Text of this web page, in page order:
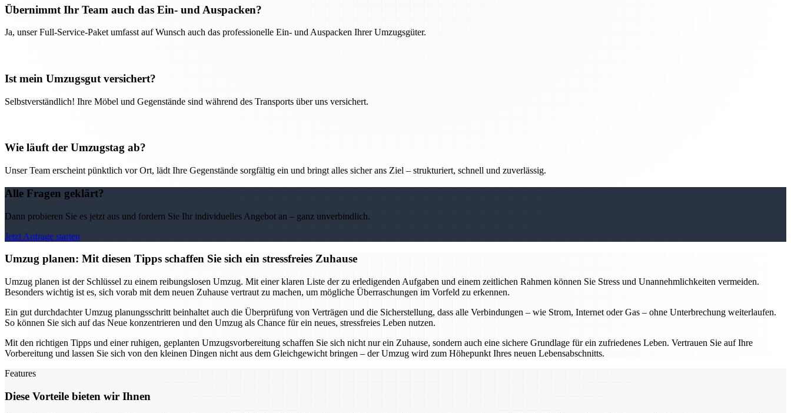
Übernimmt Ihr Team auch das Ein- und Auspacken?
Ja, unser Full-Service-Paket umfasst auf Wunsch auch das professionelle Ein- und Auspacken Ihrer Umzugsgüter.
Ist mein Umzugsgut versichert?
Selbstverständlich! Ihre Möbel und Gegenstände sind während des Transports über uns versichert.
Wie läuft der Umzugstag ab?
Unser Team erscheint pünktlich vor Ort, lädt Ihre Gegenstände sorgfältig ein und bringt alles sicher ans Ziel – strukturiert, schnell und zuverlässig.
Alle Fragen geklärt?
Dann probieren Sie es jetzt aus und fordern Sie Ihr individuelles Angebot an – ganz unverbindlich.
Jetzt Anfrage starten
Umzug planen: Mit diesen Tipps schaffen Sie sich ein stressfreies Zuhause
Umzug planen ist der Schlüssel zu einem reibungslosen Umzug. Mit einer klaren Liste der zu erledigenden Aufgaben und einem zeitlichen Rahmen können Sie Stress und Unannehmlichkeiten vermeiden.
Besonders wichtig ist es, sich vorab mit dem neuen Zuhause vertraut zu machen, um mögliche Überraschungen im Vorfeld zu erkennen.
Ein gut durchdachter Umzug planungsschritt beinhaltet auch die Überprüfung von Verträgen und die Sicherstellung, dass alle Verbindungen – wie Strom, Internet oder Gas – ohne Unterbrechung weiterlaufen.
So können Sie sich auf das Neue konzentrieren und den Umzug als Chance für ein neues, stressfreies Leben nutzen.
Mit den richtigen Tipps und einer ruhigen, geplanten Umzugsvorbereitung schaffen Sie sich nicht nur ein Zuhause, sondern auch eine sichere Grundlage für ein zufriedenes Leben. Vertrauen Sie auf Ihre
Vorbereitung und lassen Sie sich von den kleinen Dingen nicht aus dem Gleichgewicht bringen – der Umzug wird zum Höhepunkt Ihres neuen Lebensabschnitts.
Features
Diese Vorteile bieten wir Ihnen